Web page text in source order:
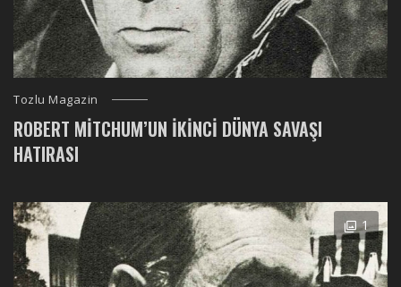
Tozlu Magazin
ROBERT MITCHUM’UN İKINCI DÜNYA SAVAŞI
HATIRASI
1